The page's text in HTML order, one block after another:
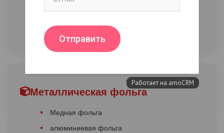
марля
ткань для этикеток и др.
Металлическая фольга
Медная фольга
алюминиевая фольга